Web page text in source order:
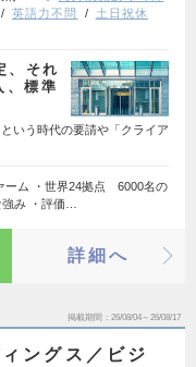
英語力不問
土日祝休
、それ
、標準
いう時代の要請や「クライア
ーム ・世界24拠点 6000名の
み ・評価…
詳細へ
掲載期間 26/08/04～26/08/17
ングス／ビジ